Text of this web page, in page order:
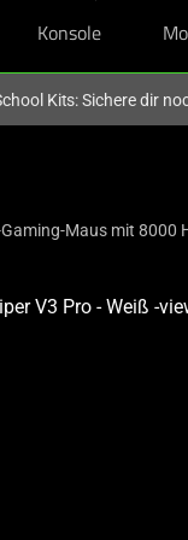
Konsole
Kits: Sichere dir
Maus mit 8000